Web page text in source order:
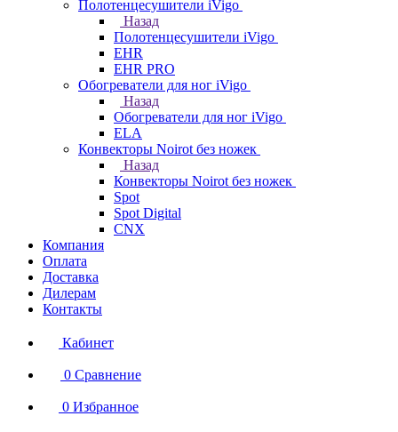
Полотенцесушители iVigo
Назад
Полотенцесушители iVigo
EHR
EHR PRO
Обогреватели для ног iVigo
Назад
Обогреватели для ног iVigo
ELA
Конвекторы Noirot без ножек
Назад
Конвекторы Noirot без ножек
Spot
Spot Digital
CNX
Компания
Оплата
Доставка
Дилерам
Контакты
Кабинет
0 Сравнение
0 Избранное